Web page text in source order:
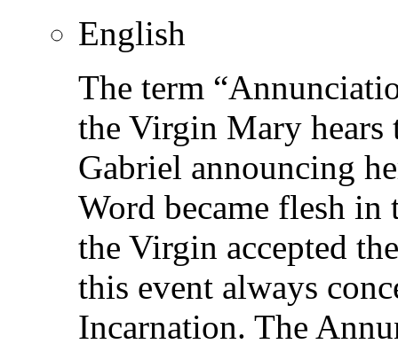
English
The term
the Virgin Mary hears
Gabriel announcing
Word became flesh in
the Virgin accepted
this event always
Incarnation. The